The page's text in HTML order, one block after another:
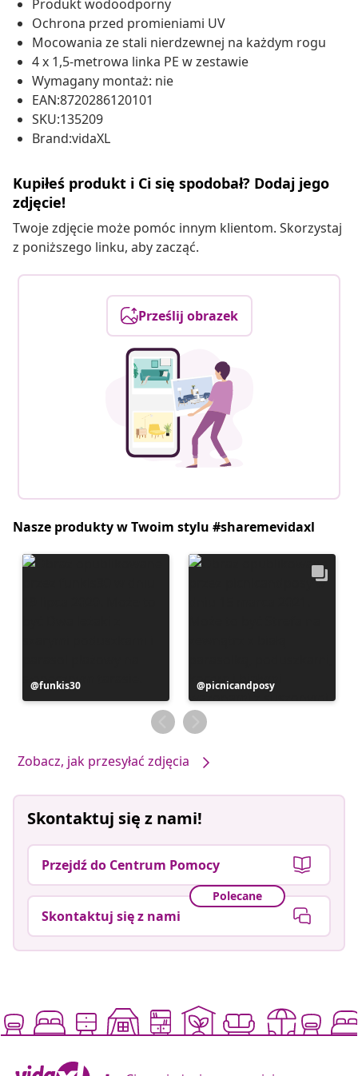
Produkt wodoodporny
Ochrona przed promieniami UV
Mocowania ze stali nierdzewnej na każdym rogu
4 x 1,5-metrowa linka PE w zestawie
Wymagany montaż: nie
EAN:8720286120101
SKU:135209
Brand:vidaXL
Kupiłeś produkt i Ci się spodobał? Dodaj jego
zdjęcie!
Twoje zdjęcie może pomóc innym klientom. Skorzystaj
z poniższego linku, aby zacząć.
Prześlij obrazek
Nasze produkty w Twoim stylu #sharemevidaxl
Post
opublikowany
funkis30
Post
opublikowany
przez
picnicandposy
Zobacz, jak przesyłać zdjęcia
Skontaktuj się z nami!
Przejdź do Centrum Pomocy
Polecane
Skontaktuj się z nami